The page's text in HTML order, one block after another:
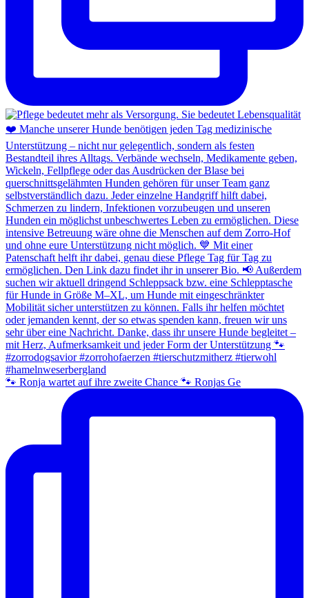
🐾 Ronja wartet auf ihre zweite Chance 🐾 Ronjas Ge